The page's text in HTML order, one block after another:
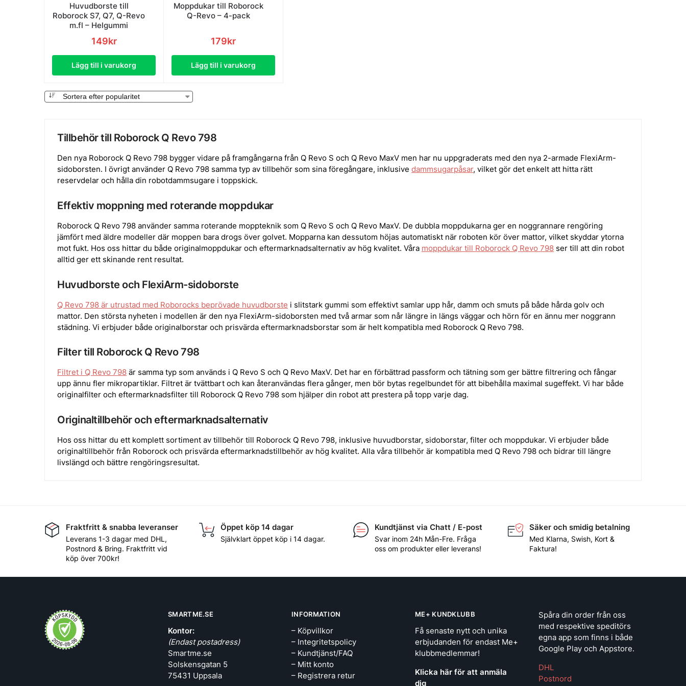
Huvudborste till
Roborock S7, Q7, Q-Revo
m.fl – Helgummi
149kr
Lägg till i varukorg
Moppdukar till Roborock
Q-Revo – 4-pack
179kr
Lägg till i varukorg
Tillbehör till Roborock Q Revo 798
Den nya Roborock Q Revo 798 bygger vidare på framgångarna från Q Revo S och Q Revo MaxV men har nu uppgraderats med den nya 2-armade FlexiArm-
sidoborsten. I övrigt använder Q Revo 798 samma typ av tillbehör som sina föregångare, inklusive dammsugarpåsar, vilket gör det enkelt att hitta rätt
reservdelar och hålla din robotdammsugare i toppskick.
Effektiv moppning med roterande moppdukar
Roborock Q Revo 798 använder samma roterande moppteknik som Q Revo S och Q Revo MaxV. De dubbla moppdukarna ger en noggrannare rengöring
jämfört med äldre modeller där moppen bara drogs över golvet. Mopparna kan dessutom höjas automatiskt när roboten kör över mattor, vilket skyddar ytorna
mot fukt. Hos oss hittar du både originalmoppdukar och eftermarknadsalternativ av hög kvalitet. Våra moppdukar till Roborock Q Revo 798 ser till att din robot
alltid ger ett skinande rent resultat.
Huvudborste och FlexiArm-sidoborste
Q Revo 798 är utrustad med Roborocks beprövade huvudborste i slitstark gummi som effektivt samlar upp hår, damm och smuts på både hårda golv och
mattor. Den största nyheten i modellen är den nya FlexiArm-sidoborsten med två armar som når längre in längs väggar och hörn för en ännu mer noggrann
städning. Vi erbjuder både originalborstar och prisvärda eftermarknadsborstar som är helt kompatibla med Roborock Q Revo 798.
Filter till Roborock Q Revo 798
Filtret i Q Revo 798 är samma typ som används i Q Revo S och Q Revo MaxV. Det har en förbättrad passform och tätning som ger bättre filtrering och fångar
upp ännu fler mikropartiklar. Filtret är tvättbart och kan återanvändas flera gånger, men bör bytas regelbundet för att bibehålla maximal sugeffekt. Vi har både
originalfilter och eftermarknadsfilter till Roborock Q Revo 798 som hjälper din robot att prestera på topp varje dag.
Originaltillbehör och eftermarknadsalternativ
Hos oss hittar du ett komplett sortiment av tillbehör till Roborock Q Revo 798, inklusive huvudborstar, sidoborstar, filter och moppdukar. Vi erbjuder både
originaltillbehör från Roborock och prisvärda eftermarknadstillbehör av hög kvalitet. Alla våra tillbehör är kompatibla med Q Revo 798 och bidrar till längre
livslängd och bättre rengöringsresultat.
Fraktfritt & snabba leveranser
Leverans 1-3 dagar med DHL,
Postnord & Bring. Fraktfritt vid
köp över 700kr!
Öppet köp 14 dagar
Självklart öppet köp i 14 dagar.
Kundtjänst via Chatt / E-post
Svar inom 24h Mån-Fre. Fråga
oss om produkter eller leverans!
Säker och smidig betalning
Med Klarna, Swish, Kort &
Faktura!
SMARTME.SE
Kontor:
(Endast postadress)
Smartme.se
Solskensgatan 5
75431 Uppsala
INFORMATION
– Köpvillkor
– Integritetspolicy
– Kundtjänst/FAQ
– Mitt konto
– Registrera retur
ME+ KUNDKLUBB
Få senaste nytt och unika
erbjudanden för endast Me+
klubbmedlemmar!
Klicka här för att anmäla
dig
Spåra din order från oss
med respektive speditörs
egna app som finns i både
Google Play och Appstore.
DHL
Postnord